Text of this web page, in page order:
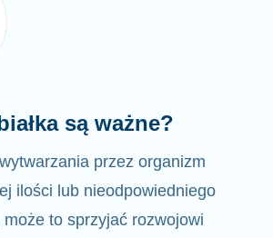
są ważne?
przez organizm
ilości lub nieodpowiedniego
może to sprzyjać rozwojowi